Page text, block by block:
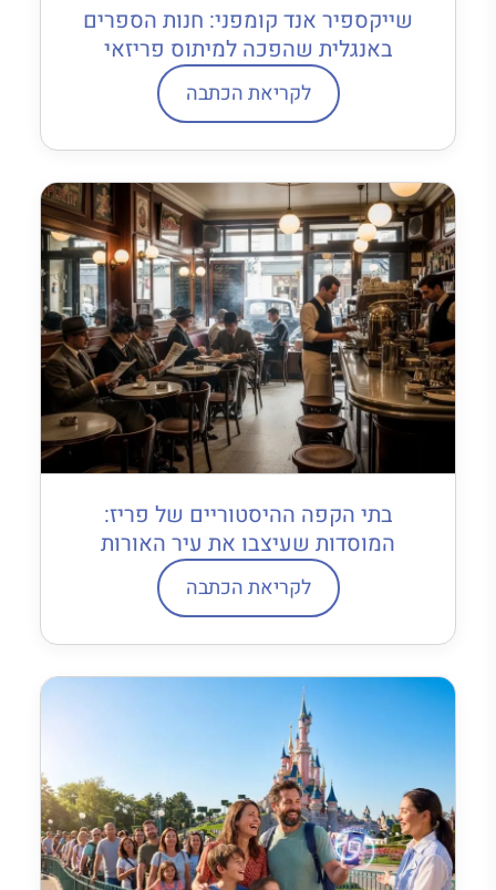
שייקספיר אנד קומפני: חנות הספרים
באנגלית שהפכה למיתוס פריזאי
לקריאת הכתבה
בתי הקפה ההיסטוריים של פריז:
המוסדות שעיצבו את עיר האורות
לקריאת הכתבה